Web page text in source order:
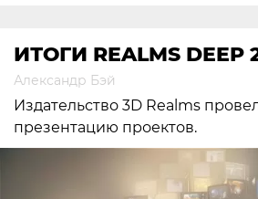
ИТОГИ REALMS DEEP
Александр Бэй
Издательство 3D Realms
презентацию проектов.